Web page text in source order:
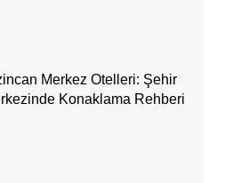
Merkez Otelleri: Şehir
Konaklama Rehberi